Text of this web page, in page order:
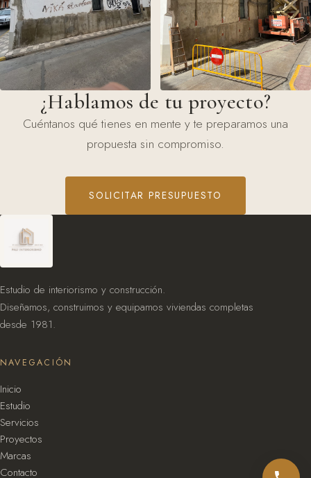
¿Hablamos de tu proyecto?
Cuéntanos qué tienes en mente y te preparamos una
propuesta sin compromiso.
SOLICITAR PRESUPUESTO
Estudio de interiorismo y construcción.
Diseñamos, construimos y equipamos viviendas completas
desde 1981.
NAVEGACIÓN
Inicio
Estudio
Servicios
Proyectos
Marcas
Contacto